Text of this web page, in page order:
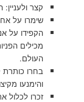
קצר
שימרו על
הקפידו על
מכילים
העולם.
בחרו כותרת
והימנעו
זכרו